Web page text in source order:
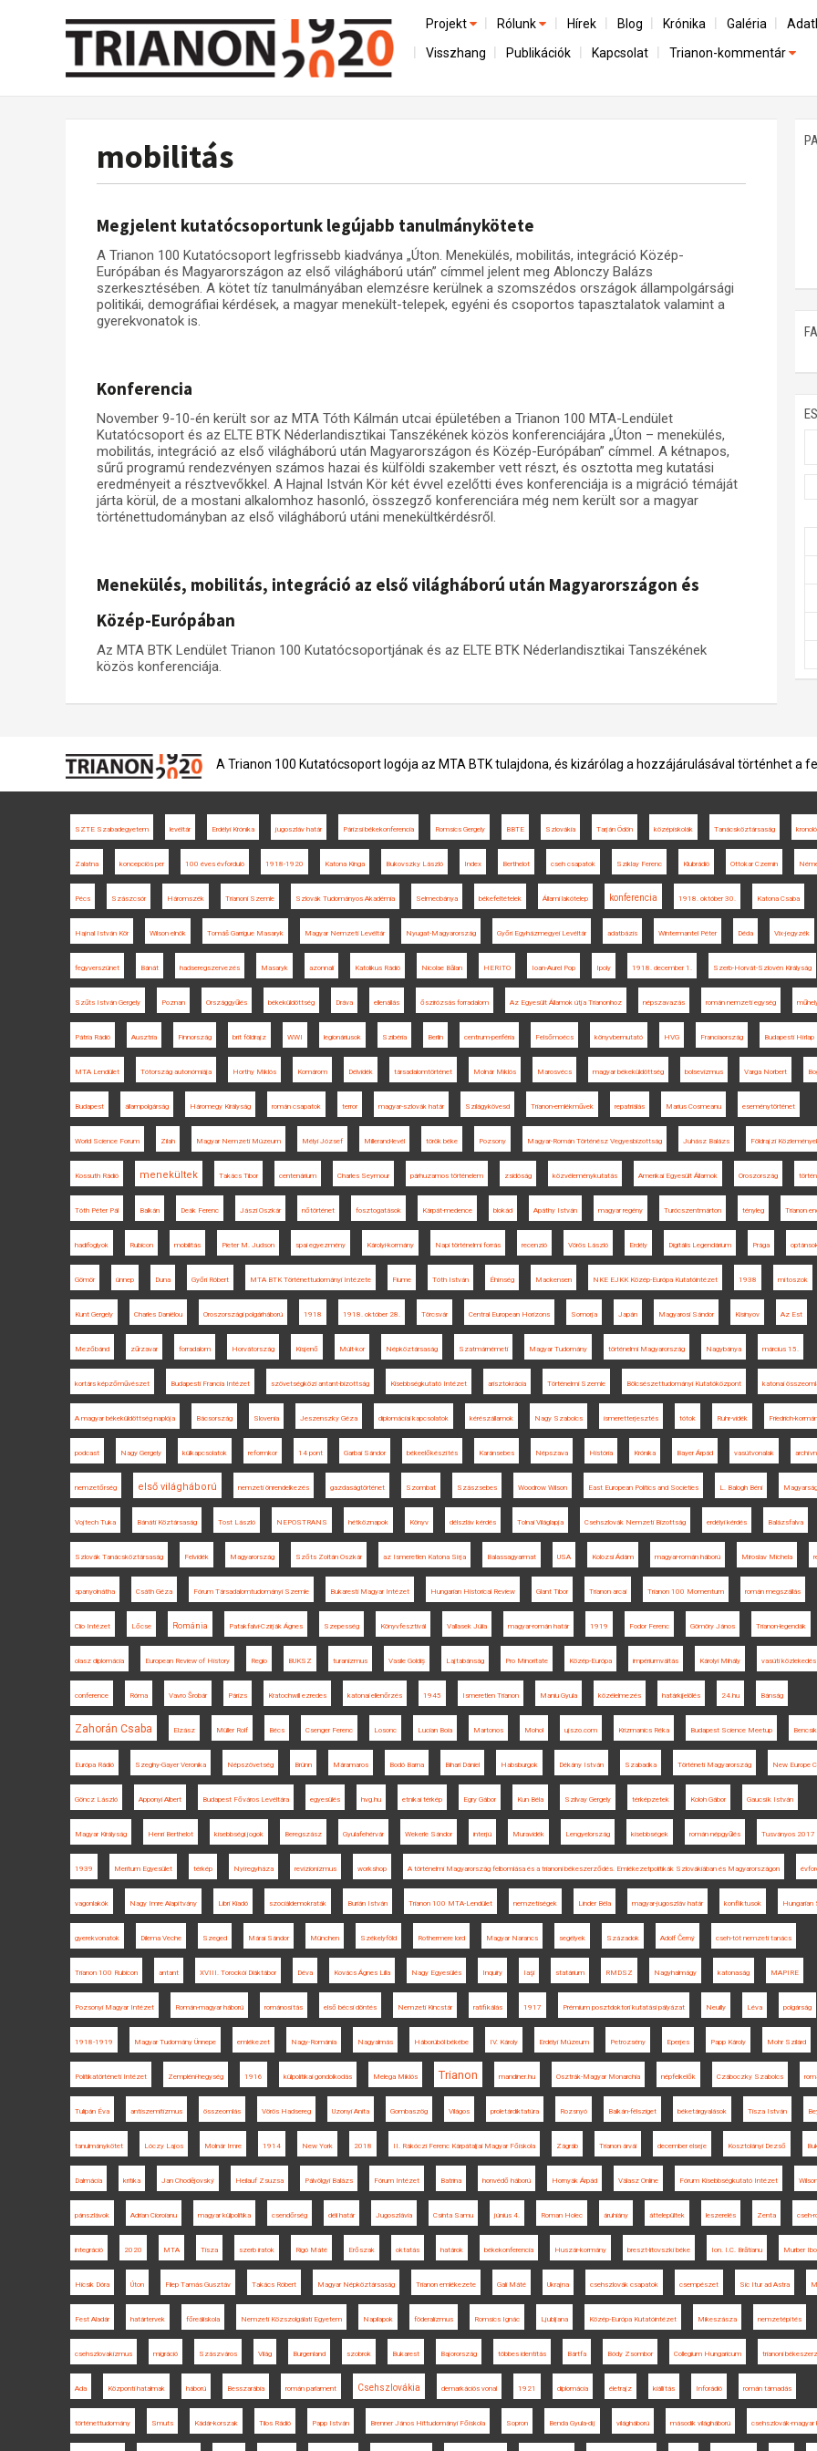
Projekt
Előzmények
Az összeomlás és a magyar társadalom
Utókor és emlékezet
Rólunk
A kutatócsoport működéséről
Hírek Blog Krónika Galéria
Visszhang Publikációk Kapcsolat Trianon-kommentár
mobilitás
Megjelent kutatócsoportunk legújabb tanulmánykötete
A Trianon 100 Kutatócsoport legfrissebb kiadványa „Úton. Menekülés, mobilitás, integráció Közép-
Európában és Magyarországon az első világháború után” címmel jelent meg Ablonczy Balázs
szerkesztésében. A kötet tíz tanulmányában elemzésre kerülnek a szomszédos országok állampolgársági
politikái, demográfiai kérdések, a magyar menekült-telepek, egyéni és csoportos tapasztalatok valamint a
gyerekvonatok is.
Konferencia
November 9-10-én került sor az MTA Tóth Kálmán utcai épületében a Trianon 100 MTA-Lendület
Kutatócsoport és az ELTE BTK Néderlandisztikai Tanszékének közös konferenciájára „Úton – menekülés,
mobilitás, integráció az első világháború után Magyarországon és Közép-Európában” címmel. A kétnapos,
sűrű programú rendezvényen számos hazai és külföldi szakember vett részt, és osztotta meg kutatási
eredményeit a résztvevőkkel. A Hajnal István Kör két évvel ezelőtti éves konferenciája is a migráció témáját
járta körül, de a mostani alkalomhoz hasonló, összegző konferenciára még nem került sor a magyar
történettudományban az első világháború utáni menekültkérdésről.
Menekülés, mobilitás, integráció az első világháború után Magyarországon és
Közép-Európában
Az MTA BTK Lendület Trianon 100 Kutatócsoportjának és az ELTE BTK Néderlandisztikai Tanszékének
közös konferenciája.
A Trianon 100 Kutatócsoport logója az MTA BTK tulajdona, és kizárólag a hozzájárulásával történhet a
SZTE Szabadegyetem levéltár Erdélyi Krónika jugoszláv határ Párizsi békekonferencia Romsics Gergely BBTE Szlovákia Tarján Ödön középiskolák Tanácsköztársaság
Zalatna koncepciós per 100 éves évforduló 1918-1920 Katona Kinga Bukovszky László Index Berthelot cseh csapatok Sziklay Ferenc Klubrádió Ottokar Czernin
Pécs Szászcsór Háromszék Trianoni Szemle Szlovák Tudományos Akadémia Selmecbánya békefeltételek Állami lakótelep konferencia 1918. október 30. Katona Csaba
Hajnal István Kör Wilson elnök Tomáš Garrigue Masaryk Magyar Nemzeti Levéltár Nyugat-Magyarország Győri Egyházmegyei Levéltár adatbázis Wintermantel Péter Déda Vix-jegyzék
fegyverszünet Bánát hadseregszervezés Masaryk azonnali Katolikus Rádió Nicolae Bălan HERITO Ioan-Aurel Pop Ipoly 1918. december 1. Szerb-Horvát-Szlovén Királyság
Szűts István Gergely Poznan Országgyűlés békeküldöttség Dráva ellenállás őszirózsás forradalom Az Egyesült Államok útja Trianonhoz népszavazás román nemzeti egység
Pátria Rádió Ausztria Finnország brit földrajz WWI legionáriusok Szibéria Berlin centrum-periféria Felsőmoécs könyvbemutató HVG Franciaország Budapesti Hírlap
MTA Lendület Tótország autonómiája Horthy Miklós Komárom Délvidék társadalomtörténet Molnár Miklós Marosvécs magyar békeküldöttség bolsevizmus Varga Norbert
Budapest állampolgárság Háromegy Királyság román csapatok terror magyar-szlovák határ Szilágykövesd Trianon-emlékművek repatriálás Marius Cosmeanu eseménytörténet
World Science Forum Zilah Magyar Nemzeti Múzeum Mélyi József Millerand-levél török béke Pozsony Magyar-Román Történész Vegyesbizottság Juhász Balázs Földrajzi
Kossuth Rádió menekültek Takács Tibor centenárium Charles Seymour párhuzamos történelem zsidóság közvéleménykutatás Amerikai Egyesült Államok Oroszország
Tóth Péter Pál Balkán Deák Ferenc Jászi Oszkár nőtörténet fosztogatások Kárpát-medence blokád Apáthy István magyar regény Turócszentmárton tényleg Trianon
hadifoglyok Rubicon mobilitás Pieter M. Judson spai egyezmény Károlyi-kormány Napi történelmi forrás recenzió Vörös László Erdély Digitális Legendárium Prága
Gömör ünnep Duna Győri Róbert MTA BTK Történettudományi Intézete Fiume Tóth István Éhínség Mackensen NKE EJKK Közép-Európa Kutatóintézet 1938 mítoszok
Kunt Gergely Charles Daniélou Oroszországi polgárháború 1918 1918. október 28. Törcsvár Central European Horizons Somorja Japán Magyarosi Sándor Kisinyov Az Est
Mezőbánd zűrzavar forradalom Horvátország Kisjenő Múlt-kor Népköztársaság Szatmárnémeti Magyar Tudomány történelmi Magyarország Nagybánya március 15.
kortárs képzőművészet Budapesti Francia Intézet szövetségközi antant-bizottság Kisebbségkutató Intézet arisztokrácia Történelmi Szemle Bölcsészettudományi Kutatóközpont katonai
A magyar békeküldöttség naplója Bácsország Slovenia Jeszenszky Géza diplomáciai kapcsolatok kérészállamok Nagy Szabolcs ismeretterjesztés tótok Ruhr-vidék Friedrich-
podcast Nagy Gergely külkapcsolatok reformkor 14 pont Garbai Sándor békeelőkészítés Karánsebes Népszava História Krónika Bayer Árpád vasútvonalak
nemzetőrség első világháború nemzeti önrendelkezés gazdaságtörténet Szombat Szászsebes Woodrow Wilson East European Politics and Societies L. Balogh Béni Magyarság
Vojtech Tuka Bánáti Köztársaság Tost László NEPOSTRANS hétköznapok Könyv délszláv kérdés Tolnai Világlapja Csehszlovák Nemzeti Bizottság erdélyi kérdés Balázsfalva
Szlovák Tanácsköztársaság Felvidék Magyarország Szőts Zoltán Oszkár az Ismeretlen Katona Sírja Balassagyarmat USA Kolozsi Ádám magyar-román háború Miroslav Michela
spanyolnátha Csáth Géza Fórum Társadalomtudományi Szemle Bukaresti Magyar Intézet Hungarian Historical Review Glant Tibor Trianon arcai Trianon 100 Momentum román megszállás
Clio Intézet Lőcse Románia Patakfalvi-Czirják Ágnes Szepesség Könyvfesztivál Vallasek Júlia magyar-román határ 1919 Fodor Ferenc Gömöry János Trianon-legendák
olasz diplomácia European Review of History Regio BUKSZ turanizmus Vasile Goldiș Lajtabánság Pro Minoritate Közép-Európa impériumváltás Károlyi Mihály vasúti közlekedés
conference Róma Vavro Šrobár Párizs Kratochwill ezredes katonai ellenőrzés 1945 Ismeretlen Trianon Maniu Gyula közélelmezés határkijelölés 24.hu Bánság
Zahorán Csaba Elzász Müller Rolf Bécs Csenger Ferenc Losonc Lucian Boia Martonos Mohol ujszo.com Krizmanics Réka Budapest Science Meetup
Európa Rádió Szeghy-Gayer Veronika Népszövetség Brünn Máramaros Bodó Barna Bihari Dániel Habsburgok Dékány István Szabadka Történeti Magyarország New Europe
Göncz László Apponyi Albert Budapest Főváros Levéltára egyesülés hvg.hu etnikai térkép Egry Gábor Kun Béla Szilvay Gergely térképzetek Koloh Gábor Gaucsík István
Magyar Királyság Henri Berthelot kisebbségi jogok Beregszász Gyulafehérvár Wekerle Sándor interjú Muravidék Lengyelország kisebbségek román népgyűlés Tusványos 2017
1939 Meritum Egyesület térkép Nyíregyháza revizionizmus workshop A történelmi Magyarország felbomlása és a trianoni békeszerződés. Emlékezetpolitikák Szlovákiában és Magyarországon
vagonlakók Nagy Imre Alapítvány Libri Kiadó szociáldemokraták Burián István Trianon 100 MTA-Lendület nemzetiségek Linder Béla magyar-jugoszláv határ konfliktusok Hungarian
gyerekvonatok Dilema Veche Szeged Márai Sándor München Székelyföld Rothermere lord Magyar Narancs segélyek Századok Adolf Černý cseh-tót nemzeti tanács
Trianon 100 Rubicon antant XVIII. Torockói Diáktábor Déva Kovács Ágnes Lilla Nagy Egyesülés Inquiry Iaşi statárium RMDSZ Nagyhalmágy katonaság MAPIRE
Pozsonyi Magyar Intézet Román-magyar háború románosítás első bécsi döntés Nemzeti Kincstár ratifikálás 1917 Prémium posztdoktori kutatási pályázat Neuilly Léva polgárság
1918-1919 Magyar Tudomány Ünnepe emlékezet Nagy-Románia Nagyalmás Háborúból békébe IV. Károly Erdélyi Múzeum Petrozsény Eperjes Papp Károly Mohr Szilárd
Politikatörténeti Intézet Zempléni-hegység 1916 külpolitikai gondolkodás Melega Miklós Trianon mandiner.hu Osztrák-Magyar Monarchia népfelkelők Czáboczky Szabolcs
Tulipán Éva antiszemitizmus összeomlás Vörös Hadsereg Uzonyi Anita Gombaszög Világos proletárdiktatúra Rozsnyó Balkán-félsziget béketárgyalások Tisza István
tanulmánykötet Lóczy Lajos Molnár Imre 1914 New York 2018 II. Rákóczi Ferenc Kárpátaljai Magyar Főiskola Zágráb Trianon árvái december elseje Kosztolányi Dezső
Dalmácia kritika Jan Chodějovský Heilauf Zsuzsa Pálvölgyi Balázs Fórum Intézet Batrina honvédő háború Hornyák Árpád Válasz Online Fórum Kisebbségkutató Intézet
pánszlávok Adrian Cioroianu magyar külpolitika csendőrség déli határ Jugoszlávia Csinta Samu június 4. Roman Holec áruhiány áttelepültek leszerelés Zenta cseh-
integráció 2020 MTA Tisza szerb iratok Rigó Máté Erőszak oktatás határok békekonferencia Huszár-kormány breszt-litovszki béke Ion. I.C. Brătianu Murber
Hicsik Dóra Úton Filep Tamás Gusztáv Takács Róbert Magyar Népköztársaság Trianon emlékezete Gali Máté Ukrajna csehszlovák csapatok csempészet Sic Itur ad Astra
Fest Aladár határtervek főreáliskola Nemzeti Közszolgálati Egyetem Napilapok föderalizmus Romsics Ignác Ljubljana Közép-Európa Kutatóintézet Mikeszásza nemzetépítés
csehszlovakizmus migráció Szászváros Világ Burgenland szobrok Bukarest Bajorország többes identitás Bártfa Bódy Zsombor Collegium Hungaricum trianoni
Ada Központi hatalmak háború Besszarábia román parlament Csehszlovákia demarkációs vonal 1921 diplomácia életrajz kiállítás Inforádió román támadás
történettudomány Smuts Kádár-korszak Tilos Rádió Papp István Brenner János Hittudományi Főiskola Sopron Benda Gyula-díj világháború második világháború csehszlovák-magyar